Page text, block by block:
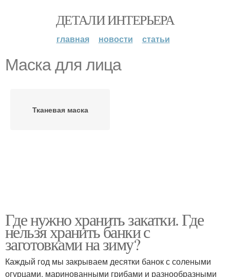
ДЕТАЛИ ИНТЕРЬЕРА
главная новости статьи
Маска для лица
Тканевая маска
Где нужно хранить закатки. Где
нельзя хранить банки с
заготовками на зиму?
Каждый год мы закрываем десятки банок с солеными
огурцами, маринованными грибами и разнообразными